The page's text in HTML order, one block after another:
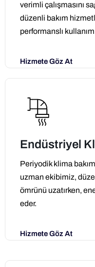
verimli çalışmasını
düzenli bakım
performanslı
Hizmete Göz At
Endüstriyel
Periyodik klima
uzman ekibimiz,
ömrünü uzatırken,
eder.
Hizmete Göz At